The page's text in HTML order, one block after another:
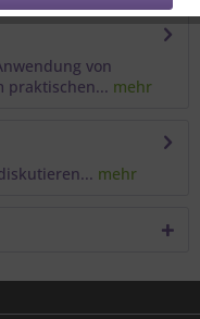
von
praktischen... mehr
mehr